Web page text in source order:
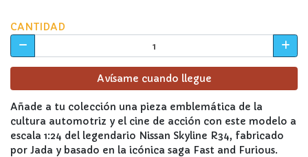
CANTIDAD
Avísame cuando llegue
Añade a tu colección una pieza emblemática de la
cultura automotriz y el cine de acción con este modelo a
escala 1:24 del legendario Nissan Skyline R34, fabricado
por Jada y basado en la icónica saga Fast and Furious.